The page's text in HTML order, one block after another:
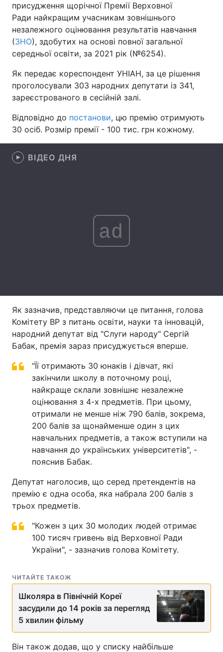
Головна Війна
Україна Політика
Економіка Світ
Спорт Наука
Техно і зв'язок Лайт
Зброя Інциденти
Цікавинки
Статті
Послуги
Тема оформлення
присудження щорічної Премії Верховної
Ради найкращим учасникам зовнішнього
незалежного оцінювання результатів навчання
(ЗНО), здобутих на основі повної загальної
середньої освіти, за 2021 рік (№6254).
Як передає кореспондент УНІАН, за це рішення
проголосували 303 народних депутати із 341,
зареєстрованого в сесійній залі.
Відповідно до постанови, цю премію отримують
30 осіб. Розмір премії - 100 тис. грн кожному.
ВІДЕО ДНЯ
ad
Як зазначив, представляючи це питання, голова
Комітету ВР з питань освіти, науки та інновацій,
народний депутат від "Слуги народу" Сергій
Бабак, премія зараз присуджується вперше.
"Її отримають 30 юнаків і дівчат, які
закінчили школу в поточному році,
найкраще склали зовнішнє незалежне
оцінювання з 4-х предметів. При цьому,
отримали не менше ніж 790 балів, зокрема,
200 балів за щонайменше один з цих
навчальних предметів, а також вступили на
навчання до українських університетів", -
пояснив Бабак.
Депутат наголосив, що серед претендентів на
премію є одна особа, яка набрала 200 балів з
трьох предметів.
"Кожен з цих 30 молодих людей отримає
100 тисяч гривень від Верховної Ради
України", - зазначив голова Комітету.
ЧИТАЙТЕ ТАКОЖ
Школяра в Північній Кореї
засудили до 14 років за перегляд
5 хвилин фільму
Він також додав, що у списку найбільше